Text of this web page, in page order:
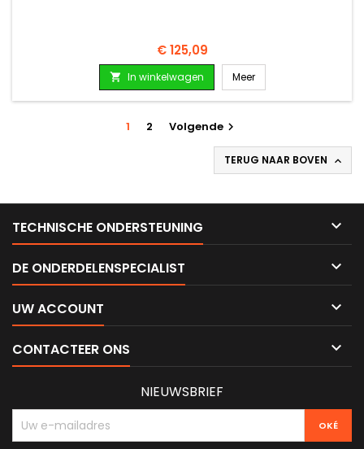
Prijs
€ 125,09
 In winkelwagen Meer
1 2 Volgende 
TERUG NAAR BOVEN 
TECHNISCHE ONDERSTEUNING 
DE ONDERDELENSPECIALIST 
UW ACCOUNT 
CONTACTEER ONS 
NIEUWSBRIEF